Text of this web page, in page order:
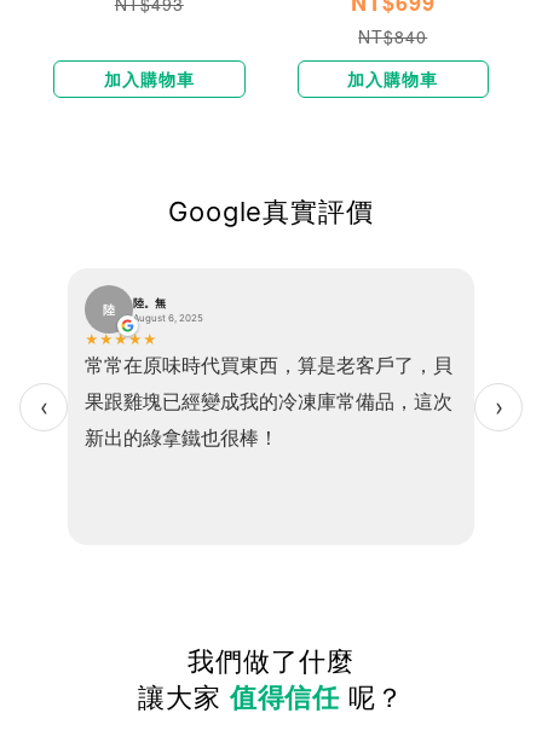
加入購物車
NT$840
加入購物車
Google真實評價
‹
陸 陸。無
August 6, 2025
★ ★ ★★ ★
常常在原味時代買東西，算是老客戶了，貝
果跟雞塊已經變成我的冷凍庫常備品，這次
新出的綠拿鐵也很棒！
感鬆
完後
›
我們做了什麼
讓大家值得信任 呢？